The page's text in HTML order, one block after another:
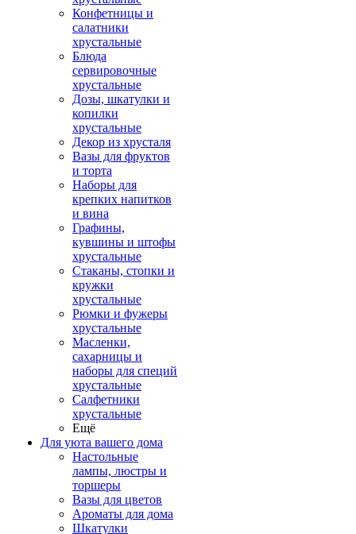
Конфетницы и
салатники
хрустальные
Блюда
сервировочные
хрустальные
Дозы, шкатулки и
копилки
хрустальные
Декор из хрусталя
Вазы для фруктов
и торта
Наборы для
крепких напитков
и вина
Графины,
кувшины и штофы
хрустальные
Стаканы, стопки и
кружки
хрустальные
Рюмки и фужеры
хрустальные
Масленки,
сахарницы и
наборы для специй
хрустальные
Салфетники
хрустальные
Ещё
Для уюта вашего дома
Настольные
лампы, люстры и
торшеры
Вазы для цветов
Ароматы для дома
Шкатулки